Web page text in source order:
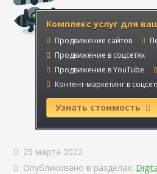
Комплекс услуг для
Продвижение сайтов
Продвижение в соцсетях
Продвижение в YouTube
Контент-маркетинг в
Узнать стоимость
25 марта 2022
Опубликовано в разделах: